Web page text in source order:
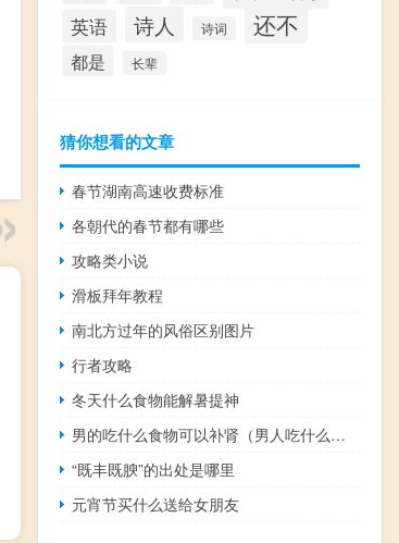
英语 诗人 诗词 还不
都是 长辈
猜你想看的文章
春节湖南高速收费标准
各朝代的春节都有哪些
攻略类小说
滑板拜年教程
南北方过年的风俗区别图片
行者攻略
冬天什么食物能解暑提神
男的吃什么食物可以补肾（男人吃什么食物可以补肾呢）
“既丰既腴”的出处是哪里
元宵节买什么送给女朋友